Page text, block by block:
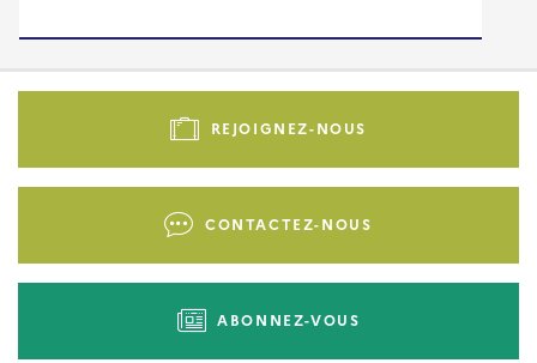
Pied
-
REJOIGNEZ-NOUS
CONTACTEZ-NOUS
ABONNEZ-VOUS